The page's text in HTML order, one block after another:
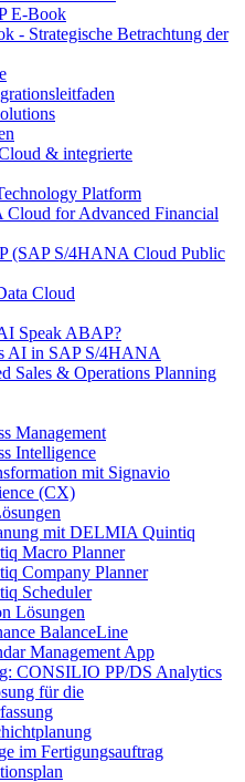
E-Book
- Strategische Betrachtung der
& integrierte
Platform
for Advanced Financial
(SAP S/4HANA Cloud Public
Cloud
Speak ABAP?
AI in SAP S/4HANA
Sales & Operations Planning
Management
Intelligence
mit Signavio
(CX)
mit DELMIA Quintiq
Macro Planner
Company Planner
Scheduler
Lösungen
BalanceLine
Management App
CONSILIO PP/DS Analytics
für die
im Fertigungsauftrag